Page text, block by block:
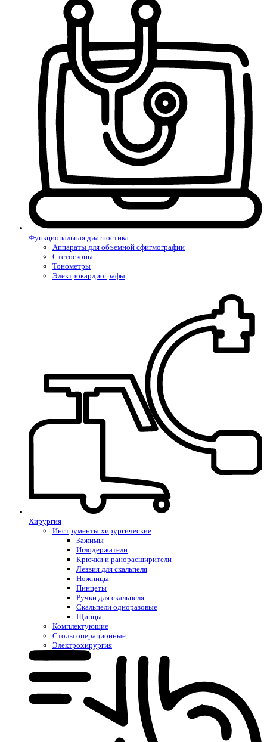
Функциональная диагностика
Аппараты для объемной сфигмографии
Стетоскопы
Тонометры
Электрокардиографы
Хирургия
Инструменты хирургические
Зажимы
Иглодержатели
Крючки и ранорасширители
Лезвия для скальпеля
Ножницы
Пинцеты
Ручки для скальпеля
Скальпели одноразовые
Щипцы
Комплектующие
Столы операционные
Электрохирургия